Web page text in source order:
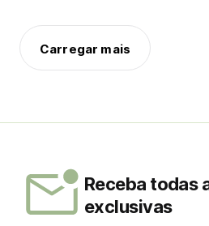
Carregar mais
Receba todas
exclusivas